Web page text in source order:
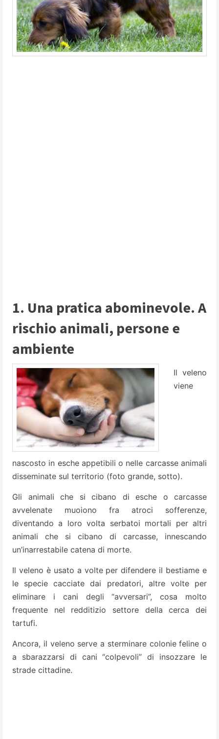
1. Una pratica abominevole. A
rischio animali, persone e
ambiente
Il veleno
viene
nascosto in esche appetibili o nelle carcasse animali
disseminate sul territorio (foto grande, sotto).
Gli animali che si cibano di esche o carcasse
avvelenate muoiono fra atroci sofferenze,
diventando a loro volta serbatoi mortali per altri
animali che si cibano di carcasse, innescando
un’inarrestabile catena di morte.
Il veleno è usato a volte per difendere il bestiame e
le specie cacciate dai predatori, altre volte per
eliminare i cani degli “avversari”, cosa molto
frequente nel redditizio settore della cerca dei
tartufi.
Ancora, il veleno serve a sterminare colonie feline o
a sbarazzarsi di cani “colpevoli” di insozzare le
strade cittadine.